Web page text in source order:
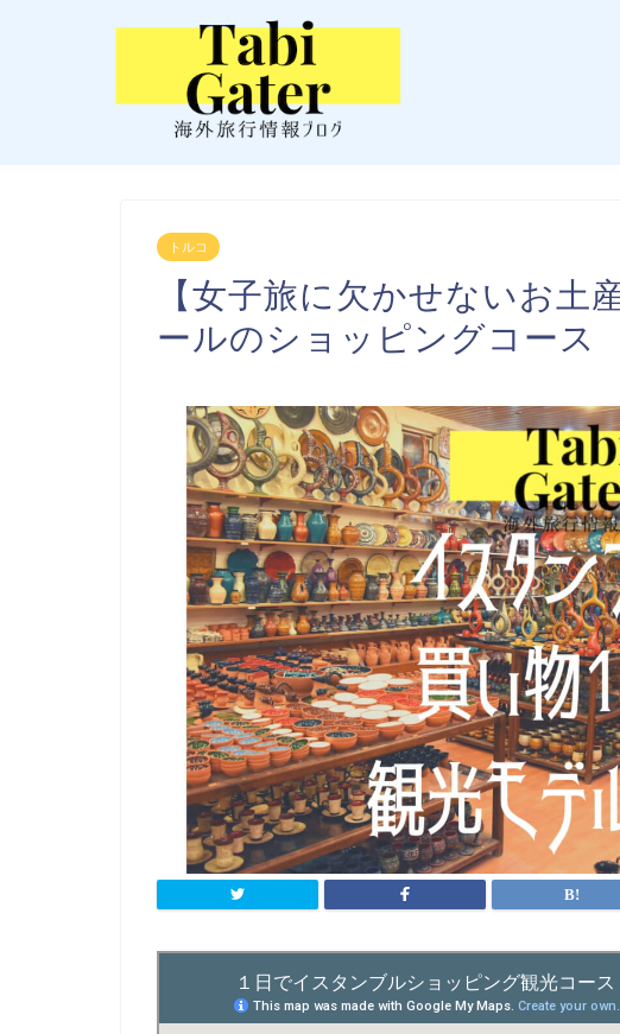
トルコ
【女子旅に欠かせないお土
ールのショッピングコース